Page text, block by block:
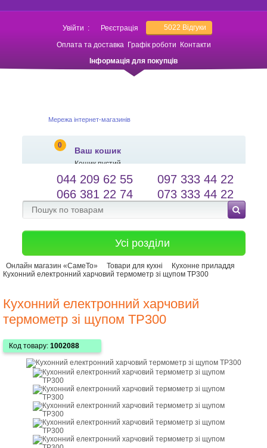
Увійти : Реєстрація 5022 Відгуки
Оплата та доставка Графік роботи
Контакти
Інформація для покупців
Мережа інтернет-магазинів
0
Ваш кошик
Кошик пустий
salessameto@gmail.com
Зворотній зв'язок
Мова сайту
044 209 62 55
097 333 44 22
066 381 22 74
073 333 44 22
Усі розділи
Онлайн магазин «СамеТо» Товари для кухні
Кухонне приладдя
Кухонний електронний харчовий термометр зі щупом TP300
Кухонний електронний харчовий
термометр зі щупом TP300
Код товару: 1002088